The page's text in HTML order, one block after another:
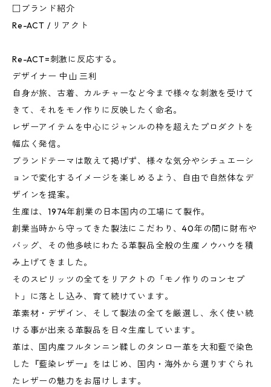
□ブランド紹介
Re-ACT / リアクト
Re-ACT=刺激に反応する。
デザイナー 中山 三利
自身が旅、古着、カルチャーなど今まで様々な刺激を受けて
きて、それをモノ作りに反映したく命名。
レザーアイテムを中心にジャンルの枠を超えたプロダクトを
幅広く発信。
ブランドテーマは敢えて掲げず、様々な気分やシチュエーシ
ョンで変化するイメージを楽しめるよう、自由で自然体なデ
ザインを提案。
生産は、1974年創業の日本国内の工場にて製作。
創業当時から守ってきた製法にこだわり、40年の間に財布や
バッグ、その他多岐にわたる革製品全般の生産ノウハウを積
み上げてきました。
そのスピリッツの全てをリアクトの「モノ作りのコンセプ
ト」に落とし込み、育て続けています。
革素材・デザイン、そして製法の全てを厳選し、永く使い続
ける事が出来る革製品を日々生産しています。
革は、国内産フルタンニン鞣しのタンロー革を大和藍で染色
した『藍染レザー』をはじめ、国内・海外から選りすぐられ
たレザーの魅力をお届けします。